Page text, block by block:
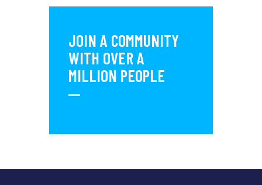
JOIN A COMMUNITY
WITH OVERA
MILLION PEOPLE